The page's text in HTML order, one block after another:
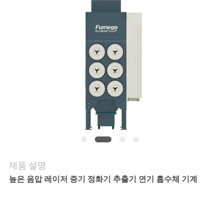
청
제품 설명
높은 음압 레이저 증기 정화기 추출기 연기 흡수체 기계